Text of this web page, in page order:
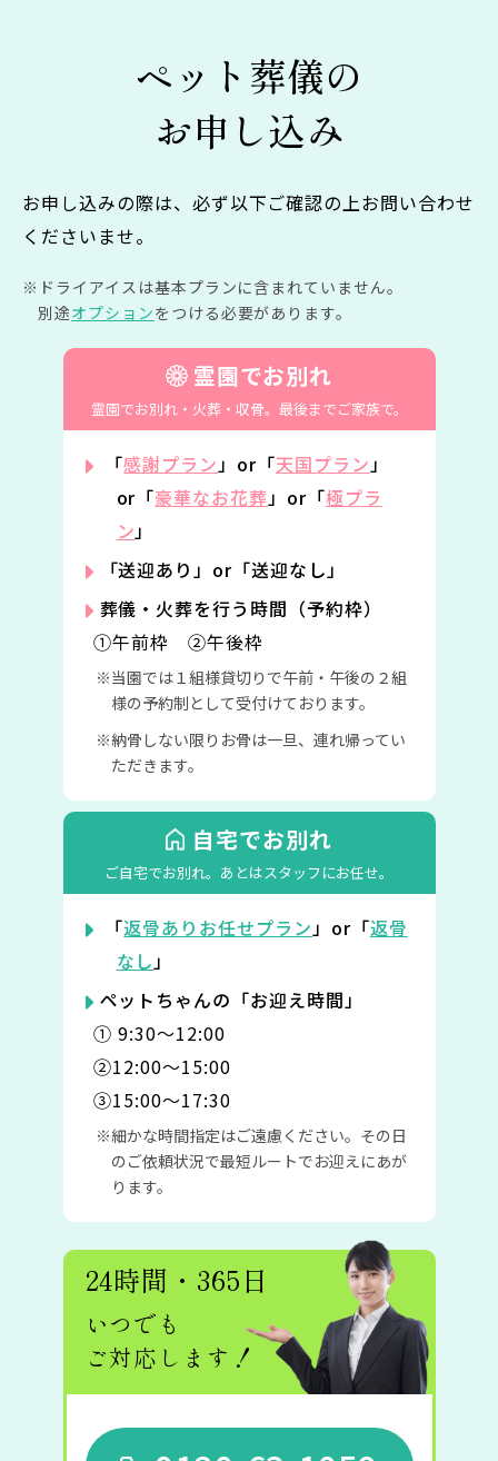
ペット葬儀の
お申し込み
お申し込みの際は、必ず以下ご確認の上お問い合わせ
くださいませ。
ドライアイスは基本プランに含まれていません。
別途オプションをつける必要があります。
霊園でお別れ
霊園でお別れ・火葬・収骨。 最後までご家族で。
「感謝プラン」or「天国プラン」
or「豪華なお花葬」or「極プラ
ン」
「送迎あり」or「送迎なし」
葬儀・火葬を行う時間（予約枠）
①午前枠 ②午後枠
当園では１組様貸切りで午前・午後の２組
様の予約制として受付けております。
納骨しない限りお骨は一旦、連れ帰ってい
ただきます。
自宅でお別れ
ご自宅でお別れ。 あとはスタッフにお任せ。
「返骨ありお任せプラン」or「返骨
なし」
ペットちゃんの「お迎え時間」
① 9:30〜12:00
②12:00〜15:00
③15:00〜17:30
細かな時間指定はご遠慮ください。その日
のご依頼状況で最短ルートでお迎えにあが
ります。
24時間・365日
いつでも
ご対応します！